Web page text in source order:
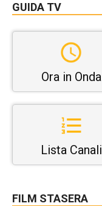
GUIDA TV
Ora in Onda
Lista Canali
FILM STASERA